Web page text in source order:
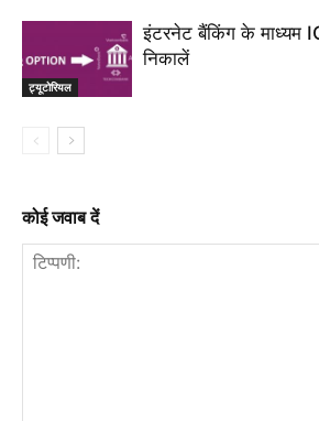
ट्यूटोरियल
इंटरनेट बैंकिंग के
निकालें
कोई जवाब दें